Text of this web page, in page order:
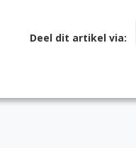
Deel dit artikel via: